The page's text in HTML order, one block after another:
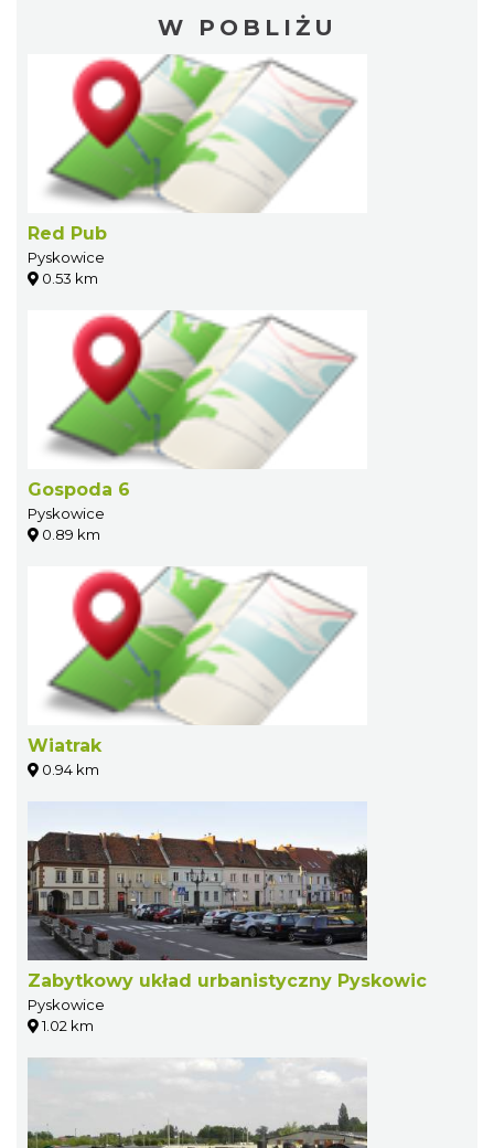
W POBLIŻU
Red Pub
Pyskowice
0.53 km
Gospoda 6
Pyskowice
0.89 km
Wiatrak
0.94 km
Zabytkowy układ urbanistyczny Pyskowic
Pyskowice
1.02 km